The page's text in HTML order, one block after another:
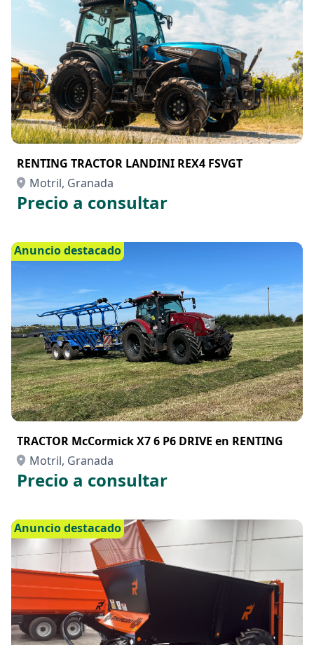
RENTING TRACTOR LANDINI REX4 FSVGT
Motril, Granada
Precio a consultar
Anuncio destacado
TRACTOR McCormick X7 6 P6 DRIVE en RENTING
Motril, Granada
Precio a consultar
Anuncio destacado